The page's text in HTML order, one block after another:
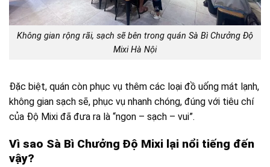
Không gian rộng rãi, sạch sẽ bên trong quán Sà Bì Chưởng Độ
Mixi Hà Nội
Đặc biệt, quán còn phục vụ thêm các loại đồ uống mát lạnh,
không gian sạch sẽ, phục vụ nhanh chóng, đúng với tiêu chí
của Độ Mixi đã đưa ra là “ngon – sạch – vui”.
Vì sao Sà Bì Chưởng Độ Mixi lại nổi tiếng đến
vậy?